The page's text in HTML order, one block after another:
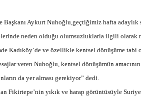
Başkanı Aykurt Nuhoğlu,geçtiğimiz hafta
neden olduğu olumsuzluklarla ilgili olarak
Kadıköy’de ve özellikle kentsel dönüşüme
veren Nuhoğlu, kentsel dönüşümün
da yer alması gerekiyor” dedi.
Fikirtepe’nin yıkık ve harap görüntüsüyle